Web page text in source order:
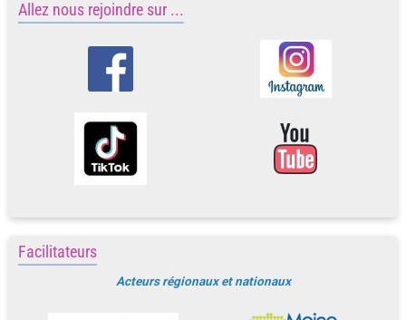
Allez nous rejoindre sur ...
Facilitateurs
Acteurs régionaux et nationaux